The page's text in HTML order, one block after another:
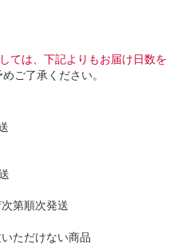
ては、下記よりもお届け日数を
めご了承ください。
第順次発送
ただけない商品